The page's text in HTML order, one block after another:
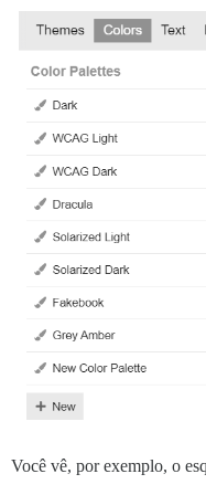
Você vê, por exemplo, o